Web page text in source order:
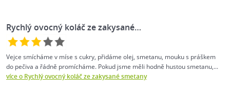
Rychlý ovocný koláč ze zakysané…
Vejce smícháme v míse s cukry, přidáme olej, smetanu, mouku s práškem
do pečiva a řádně promícháme. Pokud jsme měli hodně hustou smetanu,...
více o Rychlý ovocný koláč ze zakysané smetany